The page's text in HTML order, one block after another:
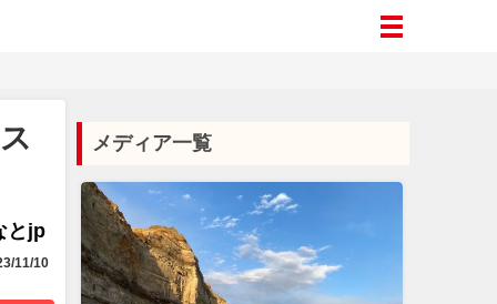
とjp
11/10
メディア一覧